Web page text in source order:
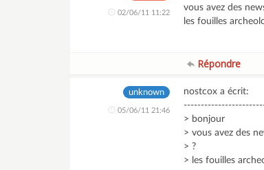
02/06/11 11:22
vous avez des
les fouilles
Répondre
unknown
05/06/11 21:46
nostcox a écrit:
> bonjour
> vous avez des
> ?
> les fouilles